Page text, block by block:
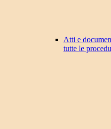
Atti e
tutte le